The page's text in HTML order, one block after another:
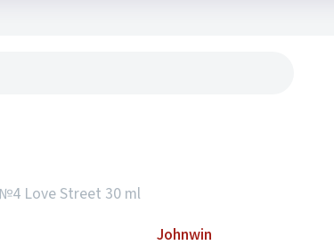
Love Street 30 ml
Johnwin